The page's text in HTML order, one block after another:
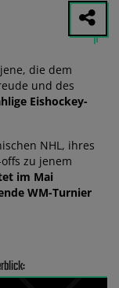
die dem
und des
Eishockey-
NHL, ihres
zu jenem
im Mai
WM-Turnier